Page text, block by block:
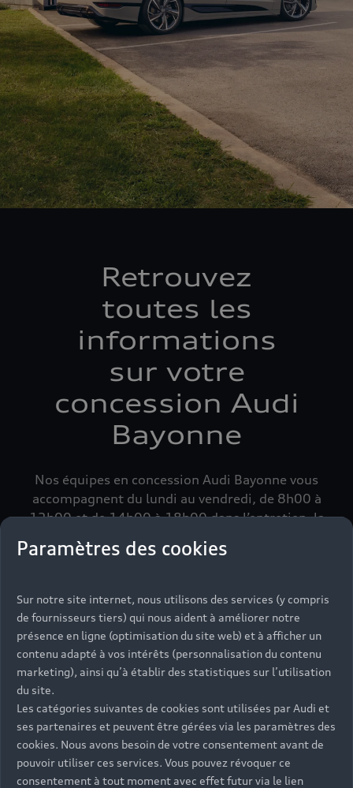
Retrouvez
toutes les
informations
sur votre
concession Audi
Bayonne
Nos équipes en concession Audi Bayonne vous
accompagnent du lundi au vendredi, de 8h00 à
12h00 et de 14h00 à 18h00 dans l’entretien, la
Paramètres des cookies
Sur notre site internet, nous utilisons des services (y compris
de fournisseurs tiers) qui nous aident à améliorer notre
présence en ligne (optimisation du site web) et à afficher un
contenu adapté à vos intérêts (personnalisation du contenu
marketing), ainsi qu’à établir des statistiques sur l’utilisation
du site.
Les catégories suivantes de cookies sont utilisées par Audi et
ses partenaires et peuvent être gérées via les paramètres des
cookies. Nous avons besoin de votre consentement avant de
pouvoir utiliser ces services. Vous pouvez révoquer ce
consentement à tout moment avec effet futur via le lien